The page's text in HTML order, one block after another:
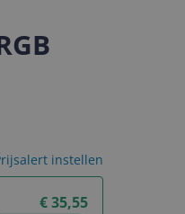
€ 35,55
instellen